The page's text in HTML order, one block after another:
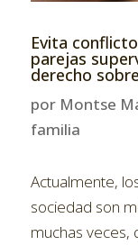
Evita
parejas
derecho
por Montse
familia
Actualmente,
sociedad son
muchas veces,